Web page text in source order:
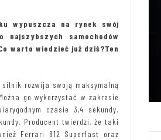
wypuszcza na rynek swój
samochodów
warto wiedzieć już dziś?Ten
rozwija swoją maksymalną
go wykorzystać w zakresie
czasie 3,4 sekundy.
Producent twierdzi, że taki
Ferrari 812 Superfast oraz